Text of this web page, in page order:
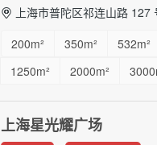
上海市普陀区祁连山路 127
200m²
350m² 532m²
1250m²
2000m²
...
上海星光耀广场